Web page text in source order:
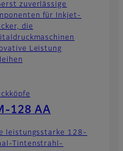
zuverlässige
für Inkjet-
die
Leistung
128 AA
leistungsstarke 128-
Tintenstrahl-